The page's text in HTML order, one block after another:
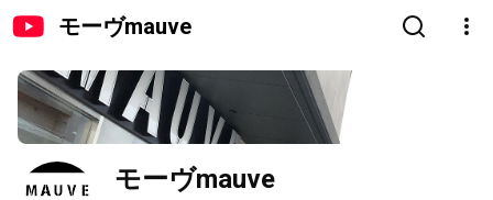
モーヴmauve
モーヴmauve